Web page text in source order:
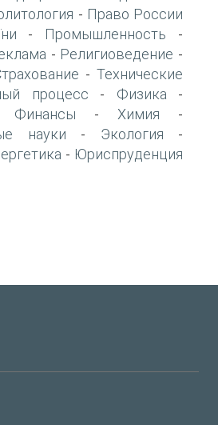
- Право России
- Промышленность -
- Религиоведение -
- Технические
процесс - Физика -
Финансы - Химия -
науки - Экология -
- Юриспруденция